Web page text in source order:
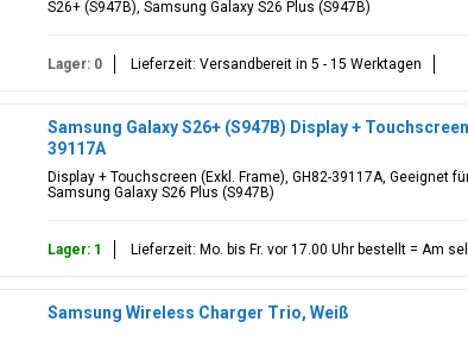
S26+ (S947B), Samsung Galaxy S26 Plus (S947B)
Lager: 0 Lieferzeit: Versandbereit in 5 - 15 Werktagen
Samsung Galaxy S26+ (S947B) Display +
39117A
Display + Touchscreen (Exkl. Frame), GH82-39117A, Geeignet
Samsung Galaxy S26 Plus (S947B)
Lager: 1 Lieferzeit: Mo. bis Fr. vor 17.00 Uhr bestellt = Am
Samsung Wireless Charger Trio, Weiß